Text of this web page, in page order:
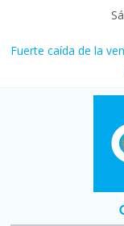
Fuerte caída de la
Central venció 1 a 0
La morosidad
afecta a 400 mil
Desde que asumió
denuncia crisis
Vacaciones de
turístico: 4,6